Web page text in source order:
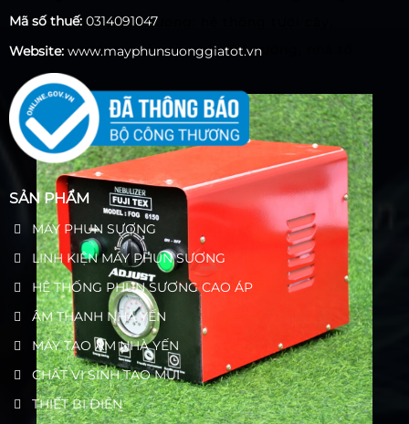
hệ thống phun sương: hệ thống tưới cây,
phun sương quán cà phê, nhà xưởng, nhà tổ
yến,…
Mã số thuế: 0314091047
Website: www.mayphunsuonggiatot.vn
SẢN PHẨM
MÁY PHUN SƯƠNG
LINH KIỆN MÁY PHUN SƯƠNG
HỆ THỐNG PHUN SƯƠNG CAO ÁP
ÂM THANH NHÀ YẾN
MÁY TẠO ẨM NHÀ YẾN
CHẤT VI SINH TẠO MÙI
THIẾT BỊ ĐIỆN